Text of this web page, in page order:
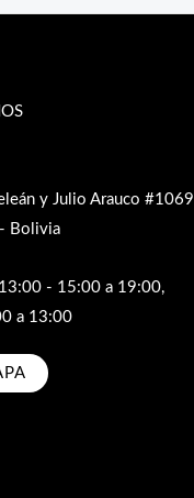
y Julio Arauco #1069
Bolivia
- 15:00 a 19:00,
a 13:00